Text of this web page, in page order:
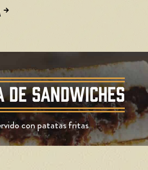
DE SANDWICHES
con patatas fritas